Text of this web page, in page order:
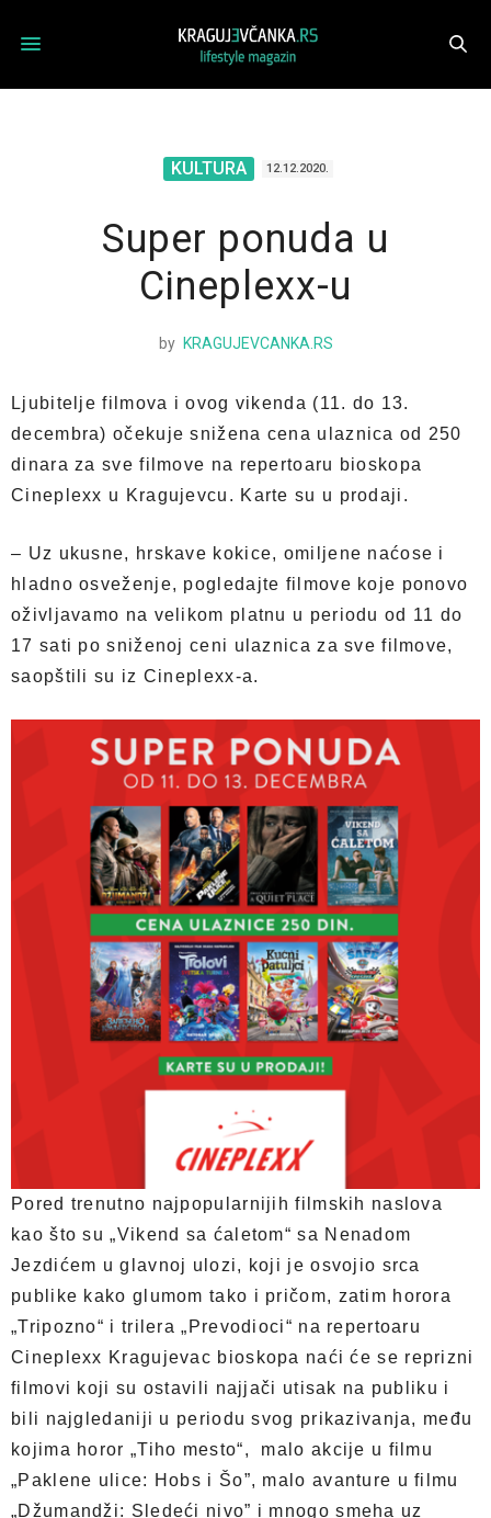
KULTURA 12.12.2020.
Super ponuda u
Cineplexx-u
by KRAGUJEVCANKA.RS
Ljubitelje filmova i ovog vikenda (11. do 13.
decembra) očekuje snižena cena ulaznica od 250
dinara za sve filmove na repertoaru bioskopa
Cineplexx u Kragujevcu. Karte su u prodaji.
– Uz ukusne, hrskave kokice, omiljene naćose i
hladno osveženje, pogledajte filmove koje ponovo
oživljavamo na velikom platnu u periodu od 11 do
17 sati po sniženoj ceni ulaznica za sve filmove,
saopštili su iz Cineplexx-a.
Pored trenutno najpopularnijih filmskih naslova
kao što su „Vikend sa ćaletom“ sa Nenadom
Jezdićem u glavnoj ulozi, koji je osvojio srca
publike kako glumom tako i pričom, zatim horora
„Tripozno“ i trilera „Prevodioci“ na repertoaru
Cineplexx Kragujevac bioskopa naći će se reprizni
filmovi koji su ostavili najjači utisak na publiku i
bili najgledaniji u periodu svog prikazivanja, među
kojima horor „Tiho mesto“, malo akcije u filmu
„Paklene ulice: Hobs i Šo”, malo avanture u filmu
„Džumandži: Sledeći nivo” i mnogo smeha uz